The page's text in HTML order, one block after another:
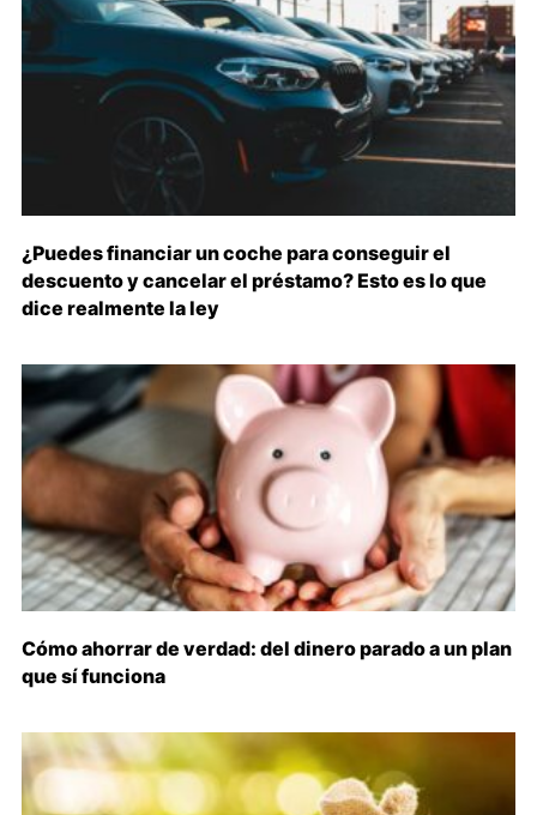
¿Puedes financiar un coche para conseguir el
descuento y cancelar el préstamo? Esto es lo que
dice realmente la ley
Cómo ahorrar de verdad: del dinero parado a un plan
que sí funciona